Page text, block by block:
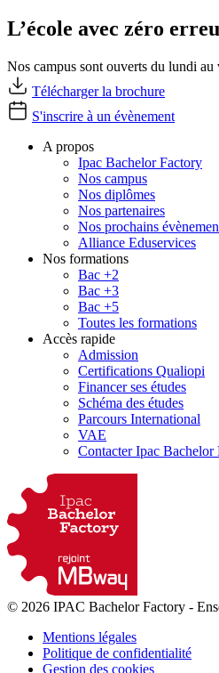
L’école avec zéro
Nos campus sont ouverts du lundi au
Télécharger la brochure
S'inscrire à un évènement
A propos
Ipac Bachelor Factory
Nos campus
Nos diplômes
Nos partenaires
Nos prochains
Alliance Eduservices
Nos formations
Bac +2
Bac +3
Bac +5
Toutes les formations
Accès rapide
Admission
Certifications Qualiopi
Financer ses études
Schéma des études
Parcours International
VAE
Contacter Ipac Bachelor
© 2026 IPAC Bachelor Factory -
Mentions légales
Politique de confidentialité
Gestion des cookies